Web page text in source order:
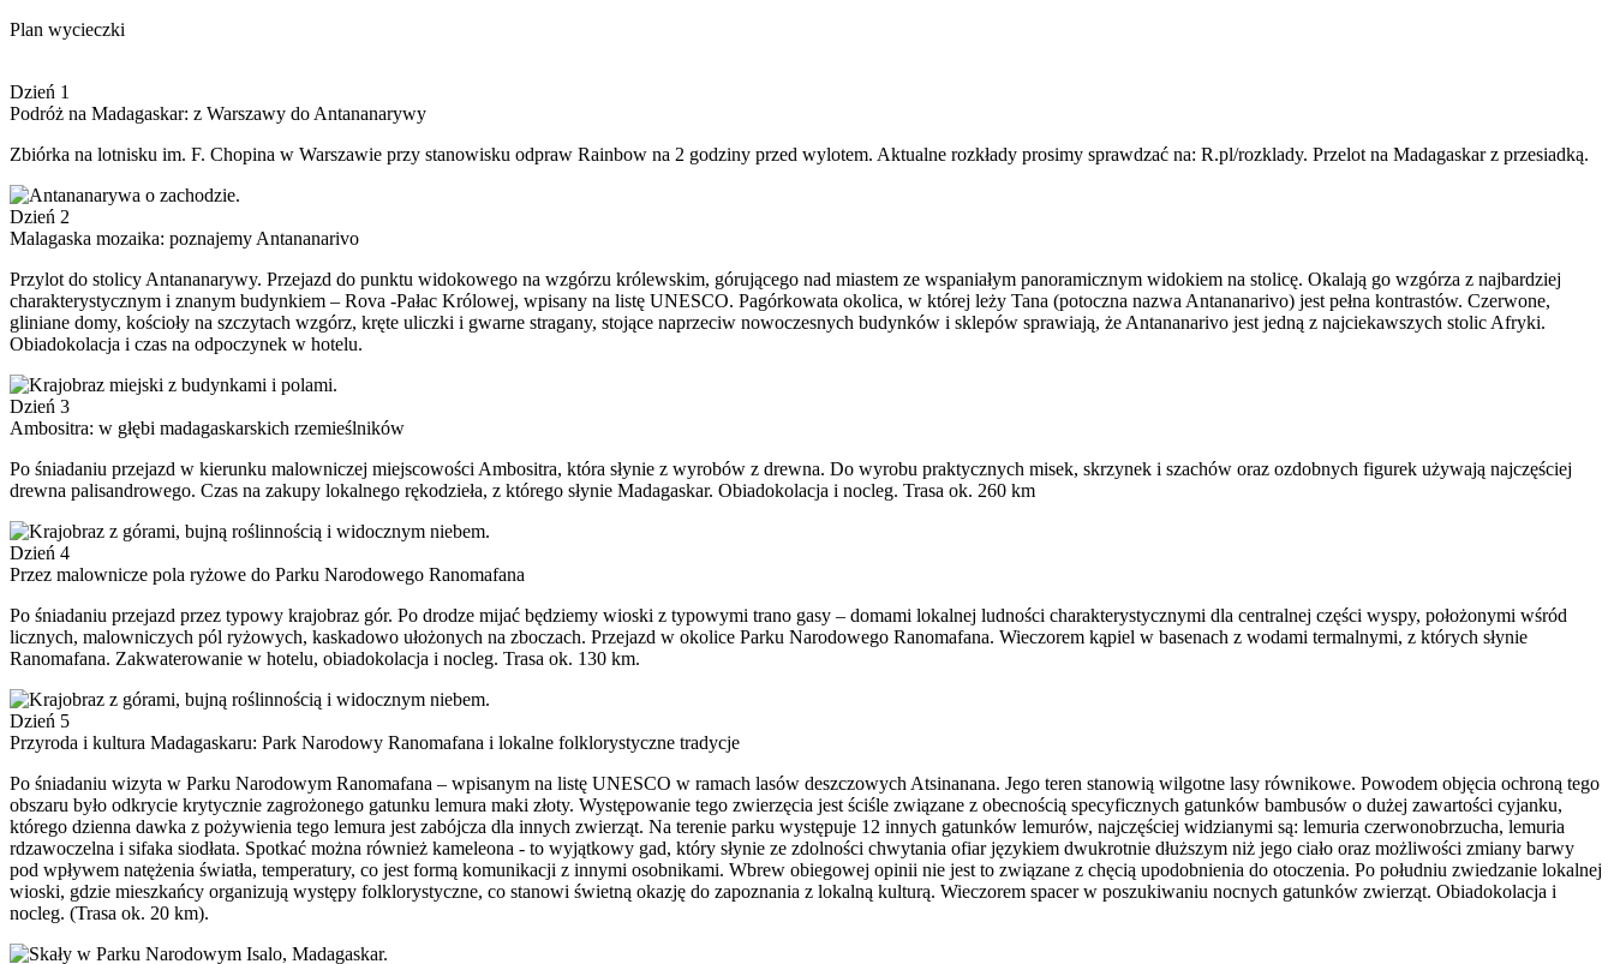
Plan wycieczki
Dzień 1
Podróż na Madagaskar: z Warszawy do Antananarywy
Zbiórka na lotnisku im. F. Chopina w Warszawie przy stanowisku odpraw Rainbow na 2 godziny przed wylotem. Aktualne rozkłady prosimy sprawdzać na: R.pl/rozklady. Przelot na Madagaskar z przesiadką.
Dzień 2
Malagaska mozaika: poznajemy Antananarivo
Przylot do stolicy Antananarywy. Przejazd do punktu widokowego na wzgórzu królewskim, górującego nad miastem ze wspaniałym panoramicznym widokiem na stolicę. Okalają go wzgórza z najbardziej
charakterystycznym i znanym budynkiem – Rova -Pałac Królowej, wpisany na listę UNESCO. Pagórkowata okolica, w której leży Tana (potoczna nazwa Antananarivo) jest pełna kontrastów. Czerwone,
gliniane domy, kościoły na szczytach wzgórz, kręte uliczki i gwarne stragany, stojące naprzeciw nowoczesnych budynków i sklepów sprawiają, że Antananarivo jest jedną z najciekawszych stolic Afryki.
Obiadokolacja i czas na odpoczynek w hotelu.
Dzień 3
Ambositra: w głębi madagaskarskich rzemieślników
Po śniadaniu przejazd w kierunku malowniczej miejscowości Ambositra, która słynie z wyrobów z drewna. Do wyrobu praktycznych misek, skrzynek i szachów oraz ozdobnych figurek używają najczęściej
drewna palisandrowego. Czas na zakupy lokalnego rękodzieła, z którego słynie Madagaskar. Obiadokolacja i nocleg. Trasa ok. 260 km
Dzień 4
Przez malownicze pola ryżowe do Parku Narodowego Ranomafana
Po śniadaniu przejazd przez typowy krajobraz gór. Po drodze mijać będziemy wioski z typowymi trano gasy – domami lokalnej ludności charakterystycznymi dla centralnej części wyspy, położonymi wśród
licznych, malowniczych pól ryżowych, kaskadowo ułożonych na zboczach. Przejazd w okolice Parku Narodowego Ranomafana. Wieczorem kąpiel w basenach z wodami termalnymi, z których słynie
Ranomafana. Zakwaterowanie w hotelu, obiadokolacja i nocleg. Trasa ok. 130 km.
Dzień 5
Przyroda i kultura Madagaskaru: Park Narodowy Ranomafana i lokalne folklorystyczne tradycje
Po śniadaniu wizyta w Parku Narodowym Ranomafana – wpisanym na listę UNESCO w ramach lasów deszczowych Atsinanana. Jego teren stanowią wilgotne lasy równikowe. Powodem objęcia ochroną tego
obszaru było odkrycie krytycznie zagrożonego gatunku lemura maki złoty. Występowanie tego zwierzęcia jest ściśle związane z obecnością specyficznych gatunków bambusów o dużej zawartości cyjanku,
którego dzienna dawka z pożywienia tego lemura jest zabójcza dla innych zwierząt. Na terenie parku występuje 12 innych gatunków lemurów, najczęściej widzianymi są: lemuria czerwonobrzucha, lemuria
rdzawoczelna i sifaka siodłata. Spotkać można również kameleona - to wyjątkowy gad, który słynie ze zdolności chwytania ofiar językiem dwukrotnie dłuższym niż jego ciało oraz możliwości zmiany barwy
pod wpływem natężenia światła, temperatury, co jest formą komunikacji z innymi osobnikami. Wbrew obiegowej opinii nie jest to związane z chęcią upodobnienia do otoczenia. Po południu zwiedzanie lokalnej
wioski, gdzie mieszkańcy organizują występy folklorystyczne, co stanowi świetną okazję do zapoznania z lokalną kulturą. Wieczorem spacer w poszukiwaniu nocnych gatunków zwierząt. Obiadokolacja i
nocleg. (Trasa ok. 20 km).